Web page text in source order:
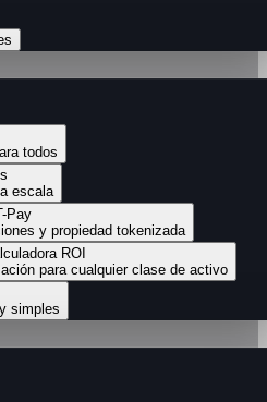
todos
escala
Pay
y propiedad tokenizada
ROI
para cualquier clase de activo
simples